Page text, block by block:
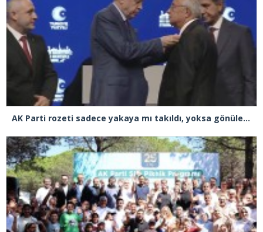
AK Parti rozeti sadece yakaya mı takıldı, yoksa gönüle takılmadı mı?